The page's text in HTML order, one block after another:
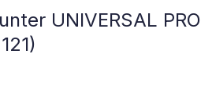
UNIVERSAL PRO